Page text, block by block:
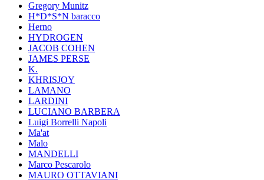
Gregory Munitz
H*D*S*N baracco
Herno
HYDROGEN
JACOB COHEN
JAMES PERSE
K.
KHRISJOY
LAMANO
LARDINI
LUCIANO BARBERA
Luigi Borrelli Napoli
Ma'at
Malo
MANDELLI
Marco Pescarolo
MAURO OTTAVIANI